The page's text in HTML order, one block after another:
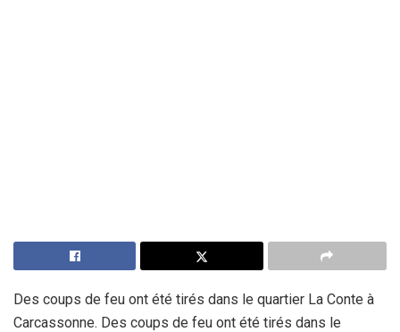
Des coups de feu ont été tirés dans le quartier La Conte à
Carcassonne. Des coups de feu ont été tirés dans le